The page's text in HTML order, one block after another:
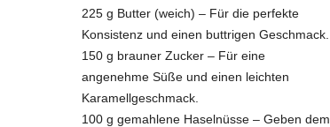
225 g Butter (weich) – Für die perfekte
Konsistenz und einen buttrigen Geschmack.
150 g brauner Zucker – Für eine
angenehme Süße und einen leichten
Karamellgeschmack.
100 g gemahlene Haselnüsse – Geben dem